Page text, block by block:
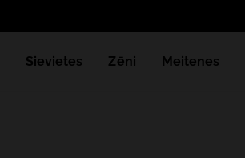
Sievietes Zēni Meitenes